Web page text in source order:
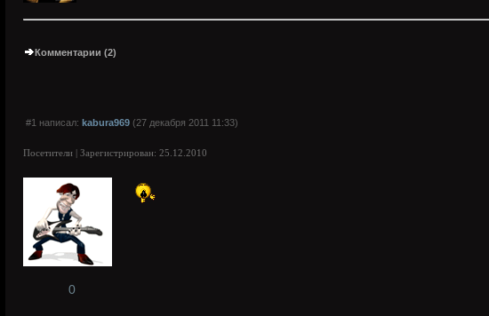
Комментарии (2)
#1 написал: kabura969 (27 декабря 2011 11:33)
Посетители | Зарегистрирован: 25.12.2010
0